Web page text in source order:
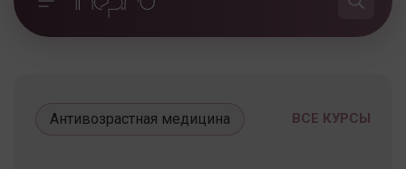
ВСЕ КУРСЫ
Антивозрастная медицина